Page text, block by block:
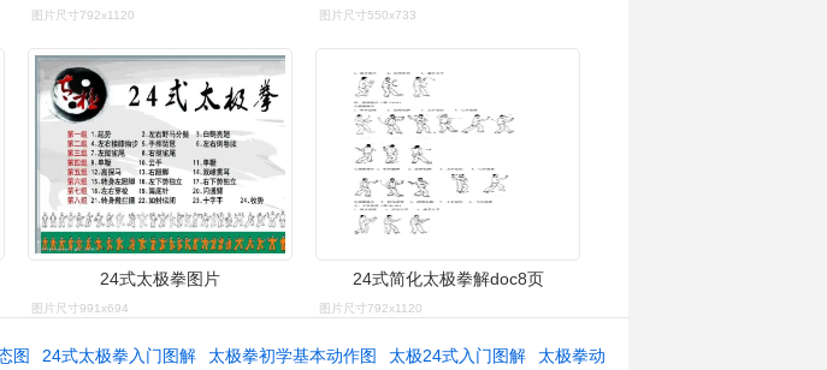
图片尺寸792x1120 图片尺寸550x733
24式太极拳图片
图片尺寸991x694
24式简化太极拳解doc8页
图片尺寸792x1120
图 24式太极拳入门图解 太极拳初学基本动作图 太极24式入门图解 太极拳动